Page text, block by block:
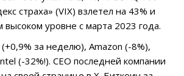
страха» (VIX) взлетел на 43% и
высоком уровне с марта 2023 года.
за неделю), Amazon (-8%),
(-32%!). CEO последней компании